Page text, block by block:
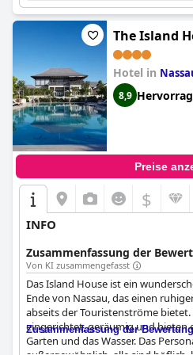
The Island
Hotel in
8,9
Preise
$
INFO
Zusammenfassung der
Von KI zusammengefasst
Das Island House ist ein
Ende von Nassau, das einen
abseits der Touristenströme
eingerichtet, geräumig und bieten
Garten und das Wasser. Das
Zusammenfassung der